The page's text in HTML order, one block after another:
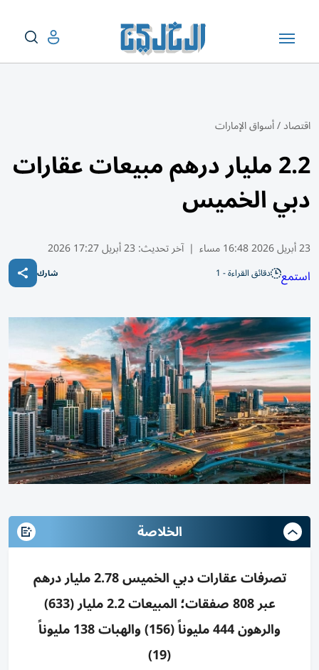
اقتصاد/أسواق الإمارات
2.2 مليار درهم مبيعات عقارات
دبي الخميس
23 أبريل 2026 16:48 مساء | آخر تحديث: 23 أبريل 17:27 2026
استمع دقائق القراءة - 1 شارك
الخلاصة
تصرفات عقارات دبي الخميس 2.78 مليار درهم
عبر 808 صفقات؛ المبيعات 2.2 مليار (633)
والرهون 444 مليوناً (156) والهبات 138 مليوناً
(19)